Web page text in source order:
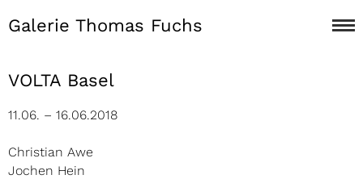
Galerie Thomas Fuchs
VOLTA Basel
11.06. – 16.06.2018
Christian Awe
Jochen Hein